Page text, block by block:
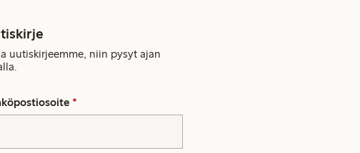
uutiskirjeemme, niin pysyt ajan
*